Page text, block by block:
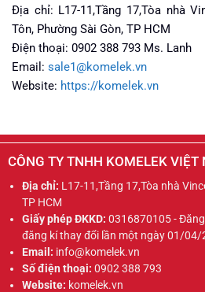
Địa chỉ: L17-11,Tầng 17,Tòa nhà
Tôn, Phường Sài Gòn, TP HCM
Điện thoại: 0902 388 793 Ms. Lanh
Email: sale1@komelek.vn
Website: https://komelek.vn
CÔNG TY TNHH KOMELEK VIỆT
Địa chỉ: L17-11,Tầng 17,Tòa nhà
TP HCM
Giấy phép ĐKKD: 0316870105 -
đăng kí thay đổi lần một ngày 01/04/
Email: info@komelek.vn
Số điện thoại: 0902 388 793
Website: komelek.vn